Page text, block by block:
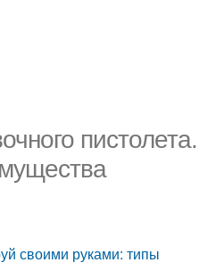
пистолета.
своими руками: типы